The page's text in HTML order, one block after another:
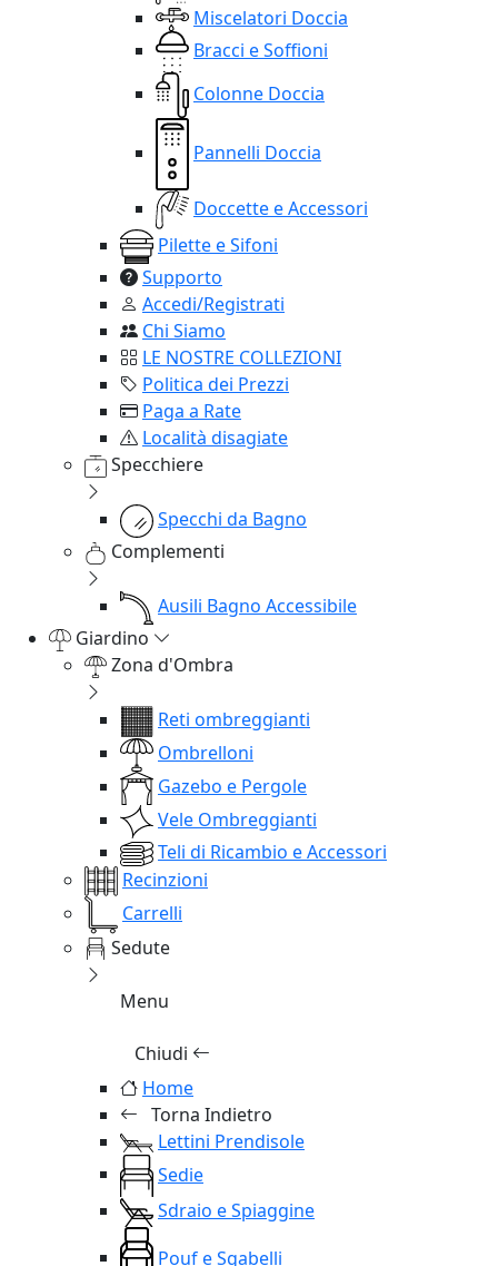
Miscelatori Doccia
Bracci e Soffioni
Colonne Doccia
Pannelli Doccia
Doccette e Accessori
Pilette e Sifoni
Supporto
Accedi/Registrati
Chi Siamo
LE NOSTRE COLLEZIONI
Politica dei Prezzi
Paga a Rate
Località disagiate
Specchiere
Specchi da Bagno
Complementi
Ausili Bagno Accessibile
Giardino
Zona d'Ombra
Reti ombreggianti
Ombrelloni
Gazebo e Pergole
Vele Ombreggianti
Teli di Ricambio e Accessori
Recinzioni
Carrelli
Sedute
Menu
Chiudi
Home
Torna Indietro
Lettini Prendisole
Sedie
Sdraio e Spiaggine
Pouf e Sgabelli